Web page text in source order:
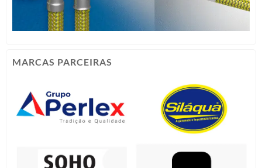
MARCAS PARCEIRAS